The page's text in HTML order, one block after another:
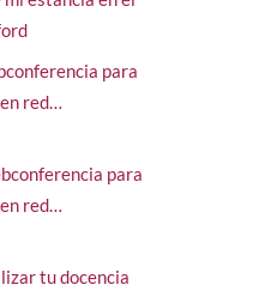
para
red…
para
red…
tu docencia